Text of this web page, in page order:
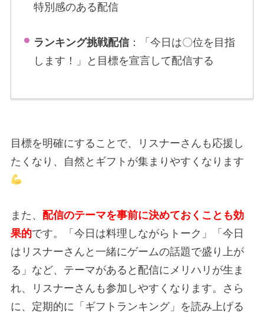
特別感のある配信
ランキング挑戦配信：「今日は〇位を目指
します！」と目標を宣言して配信する
目標を明確にすることで、リスナーさんも応援し
たくなり、自然とギフトが集まりやすくなります
また、 配信のテーマを事前に決めておくことも効
果的です。「今日は料理しながらトーク」「今日
はリスナーさんと一緒にゲームの話題で盛り上が
る」など、テーマがあると配信にメリハリが生ま
れ、リスナーさんも参加しやすくなります。さら
に、定期的に「ギフトランキング」を読み上げる